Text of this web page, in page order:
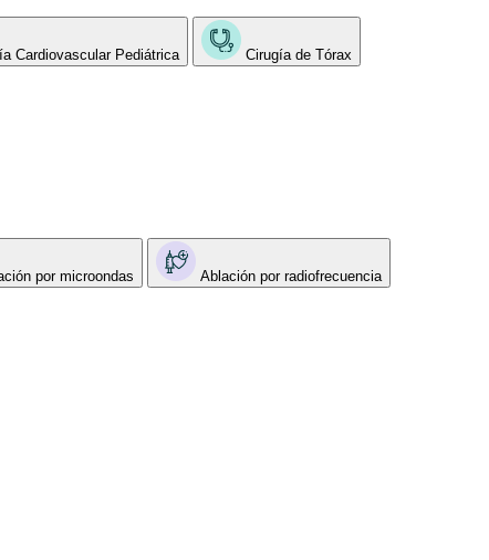
Cardiovascular Pediátrica Cirugía de Tórax
por microondas Ablación por radiofrecuencia